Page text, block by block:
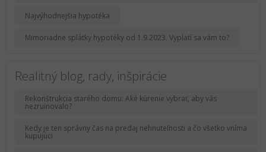
Najvýhodnejšia hypotéka
Mimoriadne splátky hypotéky od 1.9.2023. Vyplatí sa vám to?
Realitný blog, rady, inšpirácie
Rekonštrukcia starého domu: Aké kúrenie vybrať, aby vás
nezruinovalo?
Kedy je ten správny čas na predaj nehnuteľnosti a čo všetko vníma
kupujúci